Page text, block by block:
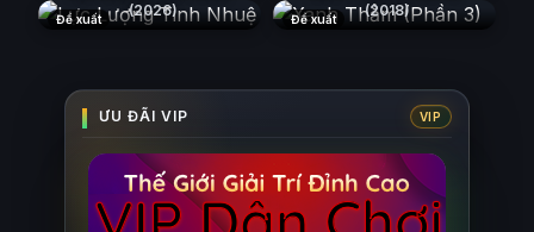
Đề xuất (2026) Đề xuất (2018)